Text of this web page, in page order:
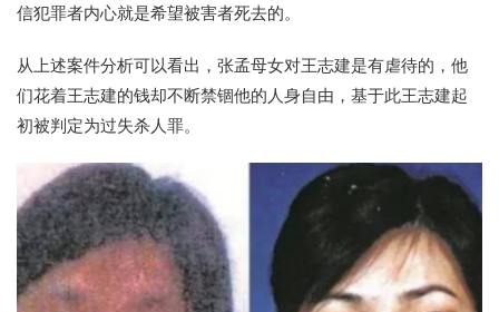
信犯罪者内心就是希望被害者死去的。
从上述案件分析可以看出，张孟母女对王志建是有虐待的，他
们花着王志建的钱却不断禁锢他的人身自由，基于此王志建起
初被判定为过失杀人罪。